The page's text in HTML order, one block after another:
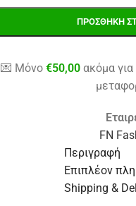
ΠΡΟΣΘΉΚΗ
💌 Μόνο €50,00ακόμα
FN
Περιγραφή
Επιπλέον
Shipping &